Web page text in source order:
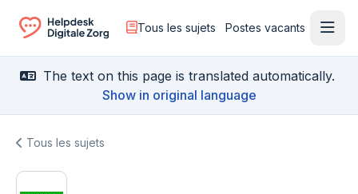
Ga naar de homepagina
Tous les sujets Postes vacants
The text on this page is translated automatically.
Show in original language
Tous les sujets